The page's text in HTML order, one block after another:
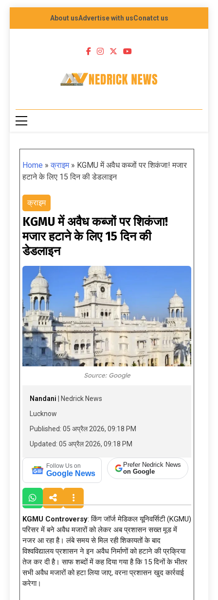
About usAdvertise with usConatct us
NEDRICK NEWS
Home »क्राइम» KGMU में अवैध कब्जों पर शिकंजा! मजार
हटाने के लिए 15 दिन की डेडलाइन
क्राइम
KGMU में अवैध कब्जों पर शिकंजा!
मजार हटाने के लिए 15 दिन की
डेडलाइन
Source: Google
Nandani | Nedrick News
Lucknow
Published: 05 अप्रैल 2026, 09:18 PM
Updated: 05 अप्रैल 2026, 09:18 PM
Follow Us on
Google News
Prefer Nedrick News
on Google
KGMU Controversy: किंग जॉर्ज मेडिकल यूनिवर्सिटी (KGMU)
परिसर में बने अवैध मजारों को लेकर अब प्रशासन सख्त मूड में
नजर आ रहा है। लंबे समय से मिल रही शिकायतों के बाद
विश्वविद्यालय प्रशासन ने इन अवैध निर्माणों को हटाने की प्रक्रिया
तेज कर दी है। साफ शब्दों में कह दिया गया है कि 15 दिनों के भीतर
सभी अवैध मजारों को हटा लिया जाए, वरना प्रशासन खुद कार्रवाई
करेगा।